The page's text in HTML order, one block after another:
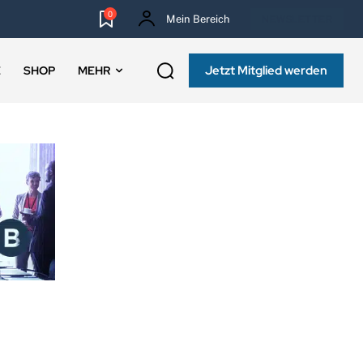
0 Mein Bereich
SHOP MEHR Jetzt Mitglied werden